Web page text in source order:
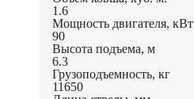
1.6
Мощность двигателя, кВт
90
Высота подъема, м
6.3
Грузоподъемность, кг
11650